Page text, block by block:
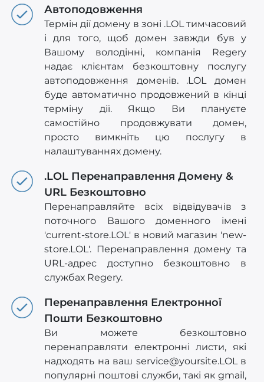
Автоподовження
Термін дії домену в зоні .LOL тимчасовий
і для того, щоб домен завжди був у
Вашому володінні, компанія Regery
надає клієнтам безкоштовну послугу
автоподовження доменів. .LOL домен
буде автоматично продовжений в кінці
терміну дії. Якщо Ви плануєте
самостійно продовжувати домен,
просто вимкніть цю послугу в
налаштуваннях домену.
.LOL Перенаправлення Домену &
URL Безкоштовно
Перенаправляйте всіх відвідувачів з
поточного Вашого доменного імені
'current-store.LOL' в новий магазин 'new-
store.LOL'. Перенаправлення домену та
URL-адрес доступно безкоштовно в
службах Regery.
Перенаправлення Електронної
Пошти Безкоштовно
Ви можете безкоштовно
перенаправляти електронні листи, які
надходять на ваш service@yoursite.LOLв
популярні поштові служби, такі як gmail,